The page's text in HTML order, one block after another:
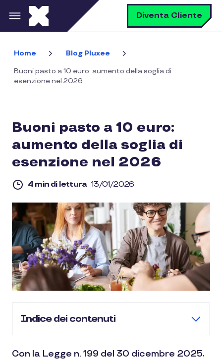
Salta al contenuto principale Diventa Cliente
Home Blog Pluxee
Buoni pasto a 10 euro: aumento della soglia di
esenzione nel 2026
Buoni pasto a 10 euro:
aumento della soglia di
esenzione nel 2026
4 min di lettura 13/01/2026
Indice dei contenuti
Con la Legge n. 199 del 30 dicembre 2025,